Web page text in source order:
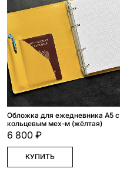
Обложка для ежедневника А5 с
кольцевым мех-м (жёлтая)
6 800 ₽
КУПИТЬ